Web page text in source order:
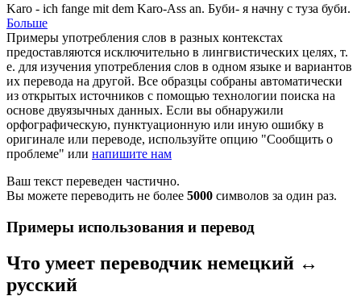
Karo - ich fange mit dem Karo-Ass an. Буби- я начну с туза буби.
Больше
Примеры употребления слов в разных контекстах
предоставляются исключительно в лингвистических целях, т.
е. для изучения употребления слов в одном языке и вариантов
их перевода на другой. Все образцы собраны автоматически
из открытых источников с помощью технологии поиска на
основе двуязычных данных. Если вы обнаружили
орфографическую, пунктуационную или иную ошибку в
оригинале или переводе, используйте опцию "Сообщить о
проблеме" или напишите нам
Ваш текст переведен частично.
Вы можете переводить не более 5000 символов за один раз.
Примеры использования и перевод
Что умеет переводчик немецкий ↔
русский